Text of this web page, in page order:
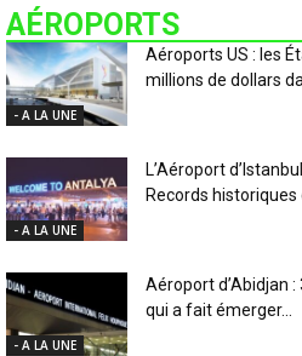
AÉROPORTS
- A LA UNE
Aéroports US : les
millions de dollars
- A LA UNE
L’Aéroport
Records historiques
- A LA UNE
Aéroport d’Abidjan :
qui a fait émerger...